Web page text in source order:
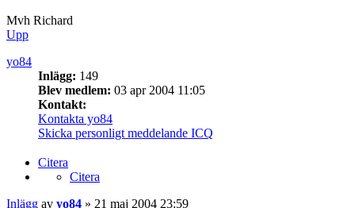
Mvh Richard
Upp
yo84
Inlägg: 149
Blev medlem: 03 apr 2004 11:05
Kontakt:
Kontakta yo84
Skicka personligt meddelande ICQ
Citera
Citera
Inlägg av yo84 » 21 maj 2004 23:59